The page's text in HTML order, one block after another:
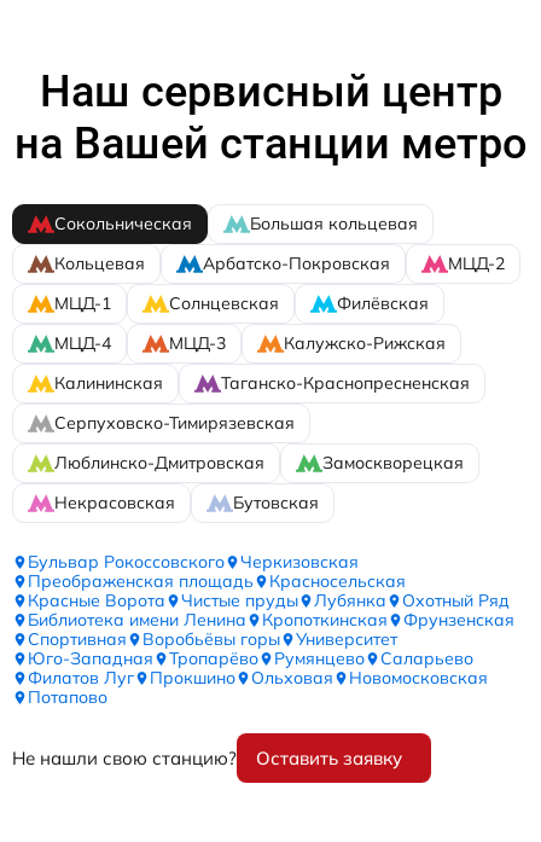
Наш сервисный центр
на Вашей станции метро
Сокольническая
Большая кольцевая
Кольцевая
Арбатско-Покровская
МЦД-2
МЦД-1
Солнцевская
Филёвская
МЦД-4
МЦД-3
Калужско-Рижская
Калининская
Таганско-Краснопресненская
Серпуховско-Тимирязевская
Люблинско-Дмитровская
Замоскворецкая
Некрасовская
Бутовская
Бульвар Рокоссовского
Черкизовская
Преображенская площадь
Красносельская
Красные Ворота
Чистые пруды Лубянка
Охотный Ряд
Библиотека имени Ленина
Кропоткинская
Фрунзенская
Спортивная
Воробьёвы горы
Университет
Юго-Западная
Тропарёво Румянцево
Саларьево
Филатов Луг
Прокшино Ольховая
Новомосковская
Потапово
Не нашли свою станцию? Оставить заявку